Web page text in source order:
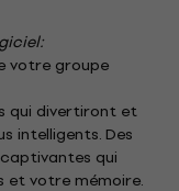
votre groupe
qui divertiront et
intelligents. Des
qui
et votre mémoire.